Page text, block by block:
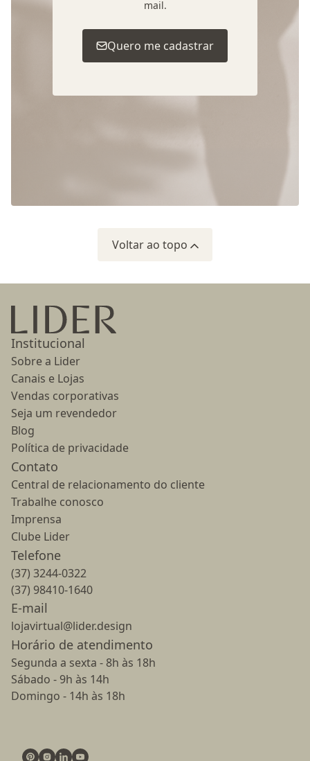
mail.
Quero me cadastrar
Voltar ao topo
Ir para a página inicial
Institucional
Sobre a Lider
Canais e Lojas
Vendas corporativas
Seja um revendedor
Blog
Política de privacidade
Contato
Central de relacionamento do cliente
Trabalhe conosco
Imprensa
Clube Lider
Telefone
(37) 3244-0322
(37) 98410-1640
E-mail
lojavirtual@lider.design
Horário de atendimento
Segunda a sexta - 8h às 18h
Sábado - 9h às 14h
Domingo - 14h às 18h